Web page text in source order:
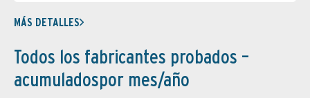
MÁS DETALLES
Todos los fabricantes probados –
acumuladospor mes/año